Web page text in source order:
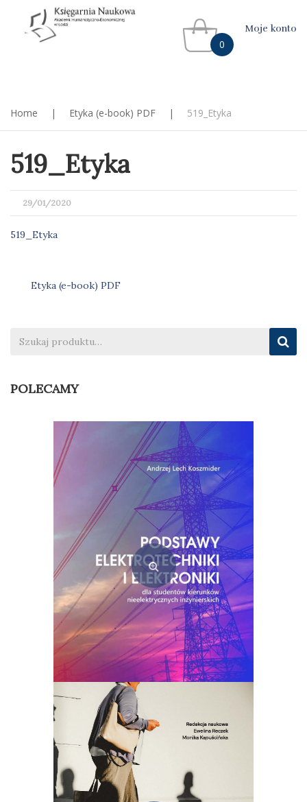
0
Moje konto
Home | Etyka (e-book) PDF | 519_Etyka
519_Etyka
POSTED
ON
29/01/2020
519_Etyka
Nawigacja
wpisu
Etyka (e-book) PDF
POLECAMY
Podstawy elektrotechniki i elektroniki
35,00
Dodaj do koszyka